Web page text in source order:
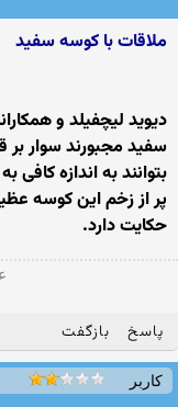
ملاقات با کوسه سفید
دیوید لیچفیلد و
سفید مجبورند سوار
بتوانند به اندازه
پر از زخم این کوسه
حکایت دارد.
پاسخ بازگفت
کاربر